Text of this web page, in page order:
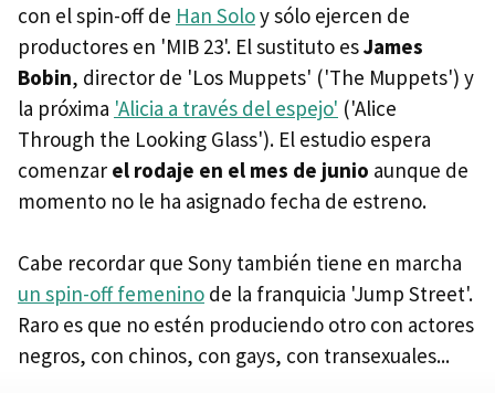
con el spin-off de Han Soloy sólo ejercen de
productores en 'MIB 23'. El sustituto esJames
Bobin, director de 'Los Muppets' ('The Muppets') y
la próxima 'Alicia a través del espejo' ('Alice
Through the Looking Glass'). El estudio espera
comenzar el rodaje en el mes de junio aunque de
momento no le ha asignado fecha de estreno.
Cabe recordar que Sony también tiene en marcha
un spin-off femenino de la franquicia 'Jump Street'.
Raro es que no estén produciendo otro con actores
negros, con chinos, con gays, con transexuales...